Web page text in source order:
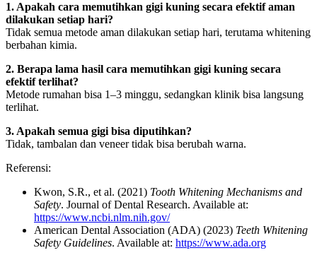
1. Apakah cara memutihkan gigi kuning secara efektif aman
dilakukan setiap hari?
Tidak semua metode aman dilakukan setiap hari, terutama whitening
berbahan kimia.
2. Berapa lama hasil cara memutihkan gigi kuning secara
efektif terlihat?
Metode rumahan bisa 1–3 minggu, sedangkan klinik bisa langsung
terlihat.
3. Apakah semua gigi bisa diputihkan?
Tidak, tambalan dan veneer tidak bisa berubah warna.
Referensi:
Kwon, S.R., et al. (2021) Tooth Whitening Mechanisms and
Safety. Journal of Dental Research. Available at:
https://www.ncbi.nlm.nih.gov/
American Dental Association (ADA) (2023) Teeth Whitening
Safety Guidelines. Available at: https://www.ada.org